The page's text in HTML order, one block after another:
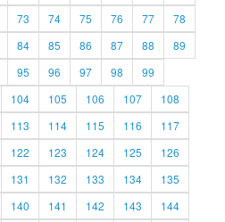
73 74 75 76 77
78
84 85 86 87 88
89
95 96 97 98
99
104 105 106 107
108
113 114 115 116
117
122 123 124 125
126
131 132 133 134
135
140 141 142 143
144